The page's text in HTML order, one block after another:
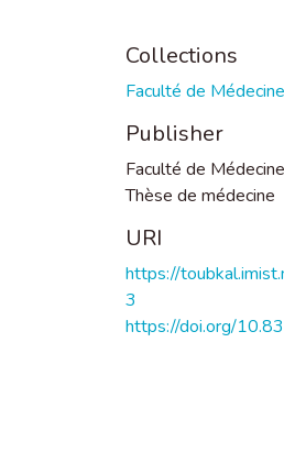
Collections
Faculté de
Publisher
Faculté de
Thèse de médecine
URI
https://
3
https://doi.org/